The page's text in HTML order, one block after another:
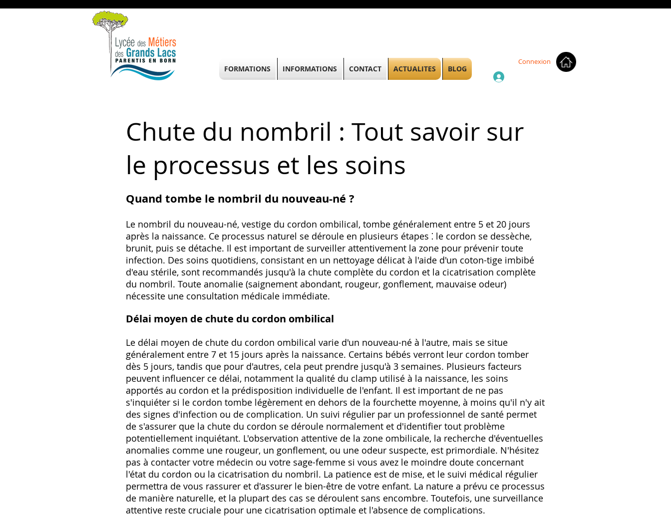
Connexion
Chute du nombril : Tout savoir sur
le processus et les soins
Quand tombe le nombril du nouveau-né ?
Le nombril du nouveau-né, vestige du cordon ombilical, tombe généralement entre 5 et 20 jours
après la naissance. Ce processus naturel se déroule en plusieurs étapes ⁚ le cordon se dessèche,
brunit, puis se détache. Il est important de surveiller attentivement la zone pour prévenir toute
infection. Des soins quotidiens, consistant en un nettoyage délicat à l'aide d'un coton-tige imbibé
d'eau stérile, sont recommandés jusqu'à la chute complète du cordon et la cicatrisation complète
du nombril. Toute anomalie (saignement abondant, rougeur, gonflement, mauvaise odeur)
nécessite une consultation médicale immédiate.
Délai moyen de chute du cordon ombilical
Le délai moyen de chute du cordon ombilical varie d'un nouveau-né à l'autre, mais se situe
généralement entre 7 et 15 jours après la naissance. Certains bébés verront leur cordon tomber
dès 5 jours, tandis que pour d'autres, cela peut prendre jusqu'à 3 semaines. Plusieurs facteurs
peuvent influencer ce délai, notamment la qualité du clamp utilisé à la naissance, les soins
apportés au cordon et la prédisposition individuelle de l'enfant. Il est important de ne pas
s'inquiéter si le cordon tombe légèrement en dehors de la fourchette moyenne, à moins qu'il n'y ait
des signes d'infection ou de complication. Un suivi régulier par un professionnel de santé permet
de s'assurer que la chute du cordon se déroule normalement et d'identifier tout problème
potentiellement inquiétant. L'observation attentive de la zone ombilicale, la recherche d'éventuelles
anomalies comme une rougeur, un gonflement, ou une odeur suspecte, est primordiale. N'hésitez
pas à contacter votre médecin ou votre sage-femme si vous avez le moindre doute concernant
l'état du cordon ou la cicatrisation du nombril. La patience est de mise, et le suivi médical régulier
permettra de vous rassurer et d'assurer le bien-être de votre enfant. La nature a prévu ce processus
de manière naturelle, et la plupart des cas se déroulent sans encombre. Toutefois, une surveillance
attentive reste cruciale pour une cicatrisation optimale et l'absence de complications.
FORMATIONS INFORMATIONS CONTACT ACTUALITES BLOG